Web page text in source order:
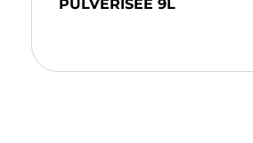
PULVERISEE 9L